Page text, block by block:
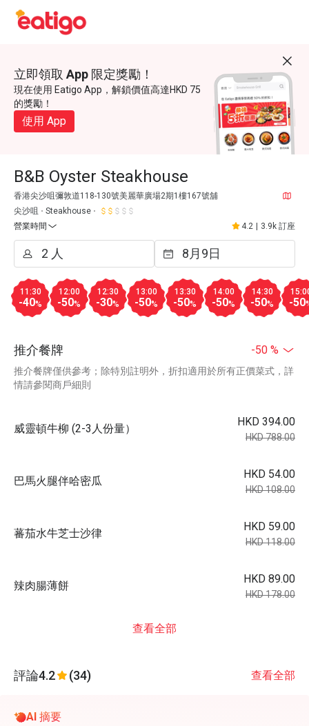
立即領取 App 限定獎勵！
現在使用 Eatigo App，解鎖價值高達HKD 75
的獎勵！
使用 App
B&B Oyster Steakhouse
香港尖沙咀彌敦道118-130號美麗華廣場2期1樓167號舖
尖沙咀
Steakhouse
營業時間
4.2 3.9k 訂座
11:30
-40%
12:00
-50%
12:30
-30%
13:00
-50%
13:30
-50%
14:00
-50%
14:30
-50% -50
推介餐牌 -50 %
推介餐牌僅供參考；除特別註明外，折扣適用於所有正價菜式，詳
情請參閱商戶細則
威靈頓牛柳 (2-3人份量）
HKD 394.00
HKD 788.00
巴馬火腿伴哈密瓜
HKD 54.00
HKD 108.00
蕃茄水牛芝士沙律
HKD 59.00
HKD 118.00
辣肉腸薄餅
HKD 89.00
HKD 178.00
查看全部
評論4.2 (34) 查看全部
AI 摘要